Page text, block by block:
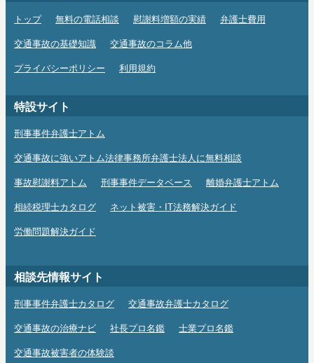
トップ 無料の電話相談 慰謝料増額の実績 弁護士費用
交通事故の基礎知識 交通事故のコラム他
プライバシーポリシー 利用規約
特設サイト
刑事事件弁護士アトム
交通事故に強いアトム法律事務所弁護士法人に無料相談
事故慰謝料アトム 刑事事件データベース 離婚弁護士アトム
相続税理士カタログ ネット被害・IT法務解決ガイド
労働問題解決ガイド
相談先情報サイト
刑事事件弁護士カタログ 交通事故弁護士カタログ
交通事故の治療ナビ 社長プロ名鑑 士業プロ名鑑
交通事故被害者の体験談